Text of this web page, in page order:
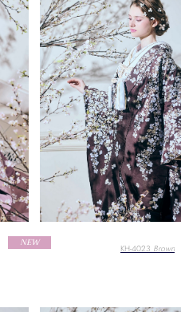
NEW KH-4023 Brown